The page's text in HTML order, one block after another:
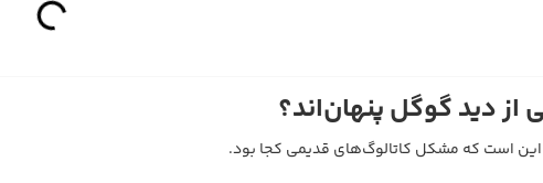
از دید گوگل پنهان‌اند؟
است که مشکل کاتالوگ‌های قدیمی کجا بود.